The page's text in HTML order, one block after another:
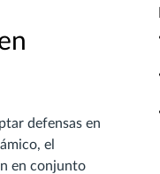
defensas en
el
en conjunto